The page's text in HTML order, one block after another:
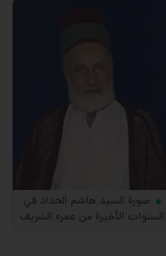
صورة السيد هاشم الحداد في
السنوات الأخيرة من عمره الشريف